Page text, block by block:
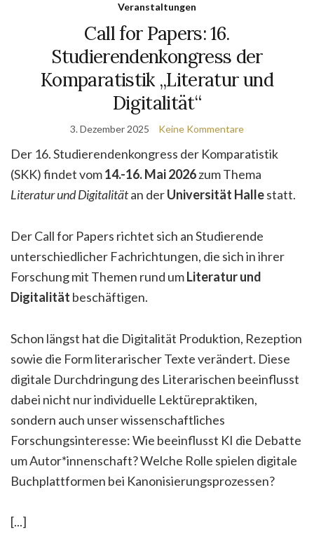
Veranstaltungen
Call for Papers: 16.
Studierendenkongress der
Komparatistik „Literatur und
Digitalität“
3. Dezember 2025 Keine Kommentare
Der 16. Studierendenkongress der Komparatistik
(SKK) findet vom14.-16. Mai 2026zum Thema
Literatur und Digitalitätan derUniversität Hallestatt.
Der Call for Papers richtet sich an Studierende
unterschiedlicher Fachrichtungen, die sich in ihrer
Forschung mit Themen rund umLiteratur und
Digitalität beschäftigen.
Schon längst hat die Digitalität Produktion, Rezeption
sowie die Form literarischer Texte verändert. Diese
digitale Durchdringung des Literarischen beeinflusst
dabei nicht nur individuelle Lektürepraktiken,
sondern auch unser wissenschaftliches
Forschungsinteresse: Wie beeinflusst KI die Debatte
um Autor*innenschaft? Welche Rolle spielen digitale
Buchplattformen bei Kanonisierungsprozessen?
[...]